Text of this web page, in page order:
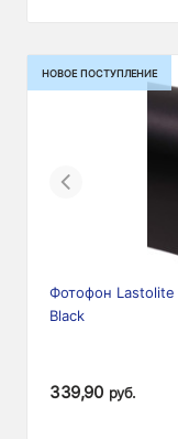
НОВОЕ ПОСТУПЛЕНИЕ
Previous
Фотофон
Black
339,90 руб.